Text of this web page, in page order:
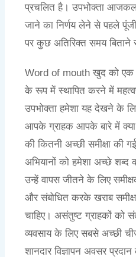
प्रचलित है। उपभोक्ता आजकल
जाने का निर्णय लेने से पहले
पर कुछ अतिरिक्त समय
Word of mouth खुद को एक
के रूप में स्थापित करने में
उपभोक्ता हमेशा यह देखने के
आपके ग्राहक आपके बारे में
की कितनी अच्छी समीक्षा की
अभियानों को हमेशा अच्छे शब्द
उन्हें वापस जीतने के लिए
और संबोधित करके खराब
चाहिए। असंतुष्ट ग्राहकों को
व्यवसाय के लिए सबसे अच्छी
शानदार विज्ञापन अवसर